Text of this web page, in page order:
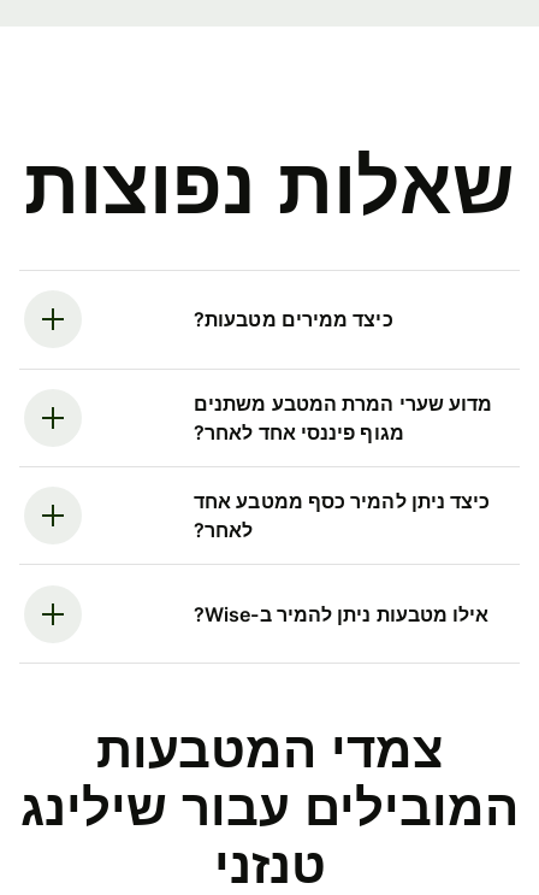
שאלות נפוצות
כיצד ממירים מטבעות?
מדוע שערי המרת המטבע משתנים
מגוף פיננסי אחד לאחר?
כיצד ניתן להמיר כסף ממטבע אחד
לאחר?
אילו מטבעות ניתן להמיר ב-Wise?
צמדי המטבעות
המובילים עבור שילינג
טנזני